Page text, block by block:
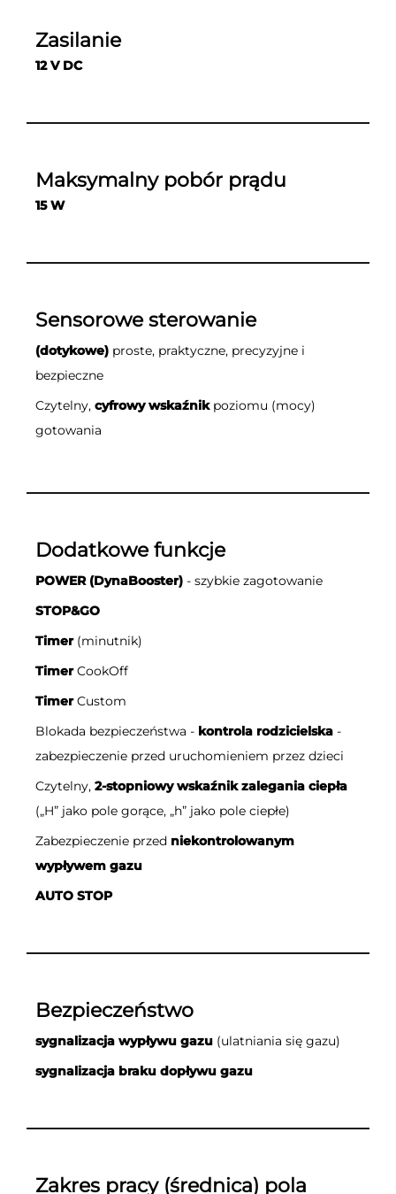
Zasilanie
12 V DC
Maksymalny pobór prądu
15 W
Sensorowe sterowanie
(dotykowe) proste, praktyczne, precyzyjne i
bezpieczne
Czytelny, cyfrowy wskaźnikpoziomu (mocy)
gotowania
Dodatkowe funkcje
POWER (DynaBooster) - szybkie zagotowanie
STOP&GO
Timer(minutnik)
TimerCookOff
TimerCustom
Blokada bezpieczeństwa - kontrola rodzicielska -
zabezpieczenie przed uruchomieniem przez dzieci
Czytelny, 2-stopniowy wskaźnik zalegania ciepła
(„H” jako pole gorące, „h” jako pole ciepłe)
Zabezpieczenie przed niekontrolowanym
wypływem gazu
AUTO STOP
Bezpieczeństwo
sygnalizacja wypływu gazu (ulatniania się gazu)
sygnalizacja braku dopływu gazu
Zakres pracy (średnica) pola